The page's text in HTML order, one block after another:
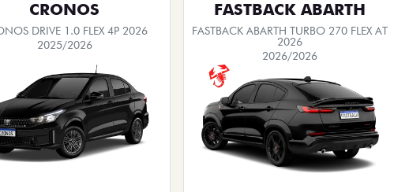
CRONOS
DRIVE 1.0 FLEX 4P 2026
2025/2026
FASTBACK ABARTH
FASTBACK ABARTH TURBO 270 FLEX AT
2026
2026/2026